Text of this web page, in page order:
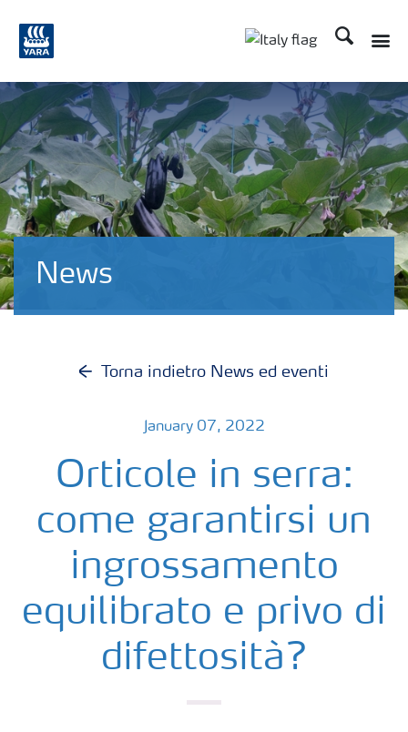
Cerca
News
Torna indietro News ed eventi
January 07, 2022
Orticole in serra:
come garantirsi un
ingrossamento
equilibrato e privo di
difettosità?